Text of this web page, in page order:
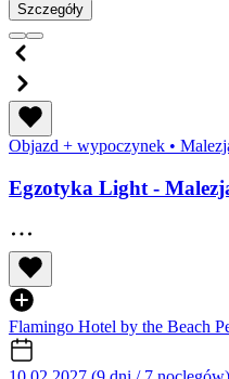
Szczegóły
Objazd + wypoczynek •
Egzotyka Light -
Flamingo Hotel by the Beach